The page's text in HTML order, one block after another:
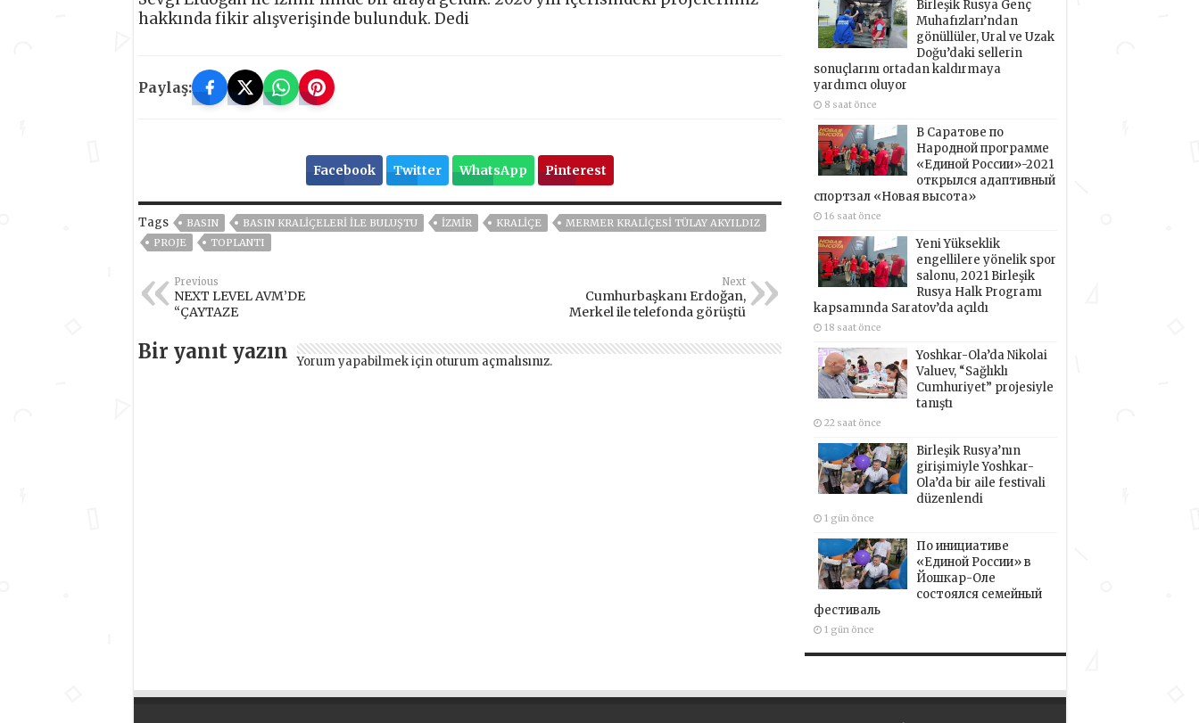
hakkında fikir alışverişinde bulunduk. Dedi
Paylaş:
Facebook Twitter WhatsApp Pinterest
Tags BASIN BASIN KRALIÇELERI ILE BULUŞTU İZMIR KRALIÇE
MERMER KRALIÇESI TÜLAY AKYILDIZ
PROJE
TOPLANTI
Previous
NEXT LEVEL AVM’DE
“ÇAYTAZE
Next
Cumhurbaşkanı Erdoğan,
Merkel ile telefonda görüştü
Bir yanıt yazın Yorum yapabilmek için oturum açmalısınız.
Birleşik Rusya Genç
Muhafızları’ndan
gönüllüler, Ural ve Uzak
Doğu’daki sellerin
sonuçlarını ortadan kaldırmaya
yardımcı oluyor
8 saat önce
В Саратове по
Народной программе
«Единой России»-2021
открылся адаптивный
спортзал «Новая высота»
16 saat önce
Yeni Yükseklik
engellilere yönelik spor
salonu, 2021 Birleşik
Rusya Halk Programı
kapsamında Saratov’da açıldı
18 saat önce
Yoshkar-Ola’da Nikolai
Valuev, “Sağlıklı
Cumhuriyet” projesiyle
tanıştı
22 saat önce
Birleşik Rusya’nın
girişimiyle Yoshkar-
Ola’da bir aile festivali
düzenlendi
1 gün önce
По инициативе
«Единой России» в
Йошкар-Оле
состоялся семейный
фестиваль
1 gün önce